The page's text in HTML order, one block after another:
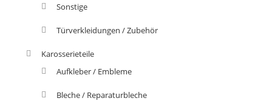
Sonstige
Türverkleidungen / Zubehör
Karosserieteile
Aufkleber / Embleme
Bleche / Reparaturbleche